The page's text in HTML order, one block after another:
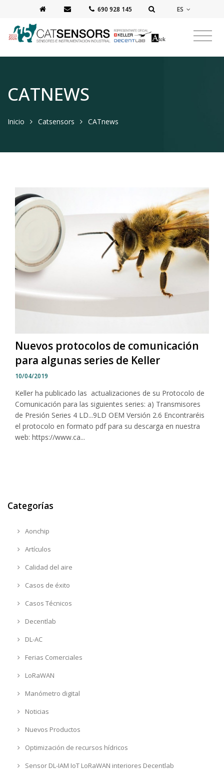
‭690 928 145‬ ES
CATNEWS
Inicio Catsensors CATnews
Nuevos protocolos de comunicación
para algunas series de Keller
10/04/2019
Keller ha publicado las actualizaciones de su Protocolo de
Comunicación para las siguientes series: a) Transmisores
de Presión Series 4 LD...9LD OEM Versión 2.6 Encontraréis
el protocolo en formato pdf para su descarga en nuestra
web: https://www.ca...
Categorías
Aonchip
Artículos
Calidad del aire
Casos de éxito
Casos Técnicos
Decentlab
DL-AC
Ferias Comerciales
LoRaWAN
Manómetro digital
Noticias
Nuevos Productos
Optimización de recursos hídricos
Sensor DL-IAM IoT LoRaWAN interiores Decentlab